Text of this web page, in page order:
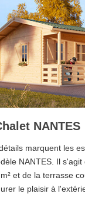
NANTES
marquent les
NANTES. Il
et de la terrasse
le plaisir à